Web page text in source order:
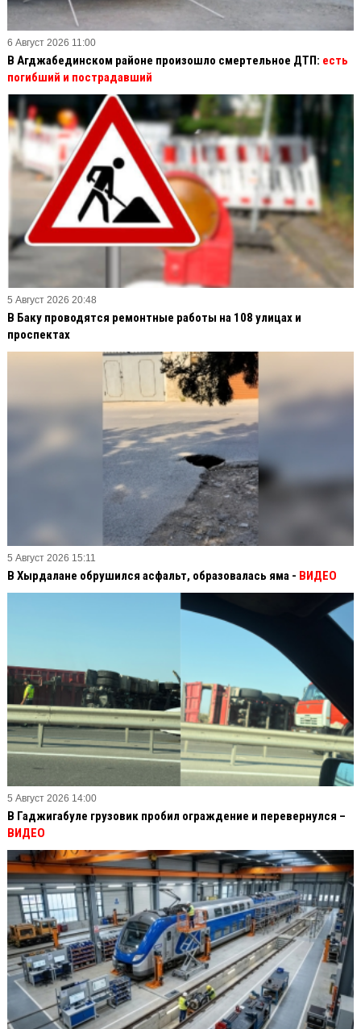
6 Август 2026 11:00
В Агджабединском районе произошло смертельное ДТП: есть
погибший и пострадавший
5 Август 2026 20:48
В Баку проводятся ремонтные работы на 108 улицах и
проспектах
5 Август 2026 15:11
В Хырдалане обрушился асфальт, образовалась яма - ВИДЕО
5 Август 2026 14:00
В Гаджигабуле грузовик пробил ограждение и перевернулся –
ВИДЕО